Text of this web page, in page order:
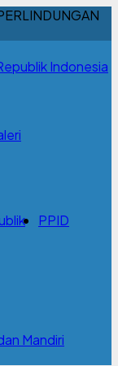
PPID
Mandiri